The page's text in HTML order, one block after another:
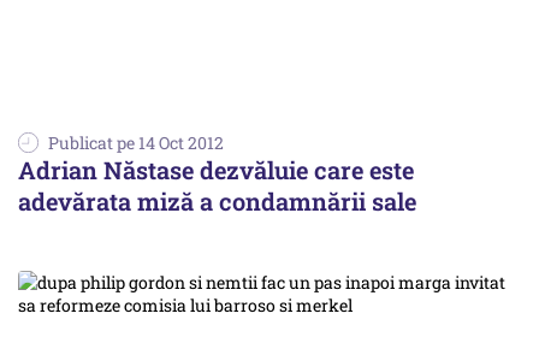
Publicat pe 14 Oct 2012
Adrian Năstase dezvăluie care este
adevărata miză a condamnării sale